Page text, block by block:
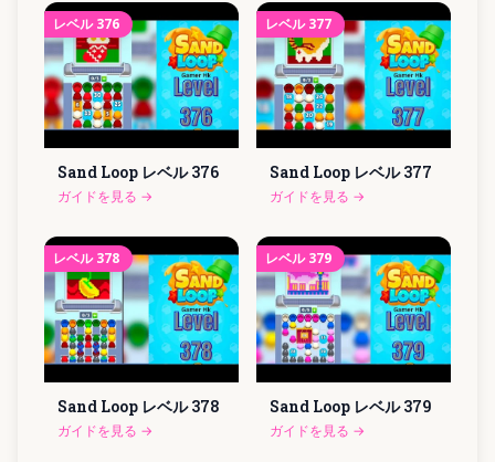
レベル 376
Sand Loop レベル 376
ガイドを見る →
レベル 377
Sand Loop レベル 377
ガイドを見る →
レベル 378
Sand Loop レベル 378
ガイドを見る →
レベル 379
Sand Loop レベル 379
ガイドを見る →